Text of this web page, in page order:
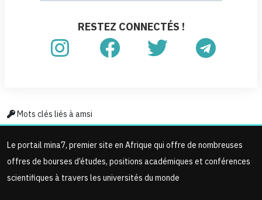
RESTEZ CONNECTÉS !
Mots clés liés à amsi
Le portail mina7, premier site en Afrique qui offre de nombreuses
offres de bourses d’études, positions académiques et conférences
scientifiques à travers les universités du monde